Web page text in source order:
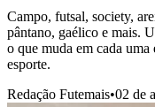
Campo, futsal, society,
pântano, gaélico e mais.
o que muda em cada uma
esporte.
Redação Futemais•02 de